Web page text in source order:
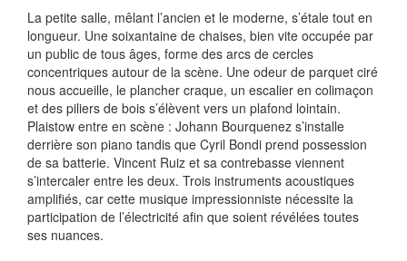
La petite salle, mêlant l’ancien et le moderne, s’étale tout en
longueur. Une soixantaine de chaises, bien vite occupée par
un public de tous âges, forme des arcs de cercles
concentriques autour de la scène. Une odeur de parquet ciré
nous accueille, le plancher craque, un escalier en colimaçon
et des piliers de bois s’élèvent vers un plafond lointain.
Plaistow entre en scène : Johann Bourquenez s’installe
derrière son piano tandis que Cyril Bondi prend possession
de sa batterie. Vincent Ruiz et sa contrebasse viennent
s’intercaler entre les deux. Trois instruments acoustiques
amplifiés, car cette musique impressionniste nécessite la
participation de l’électricité afin que soient révélées toutes
ses nuances.